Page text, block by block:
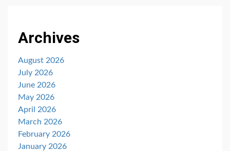
Archives
August 2026
July 2026
June 2026
May 2026
April 2026
March 2026
February 2026
January 2026